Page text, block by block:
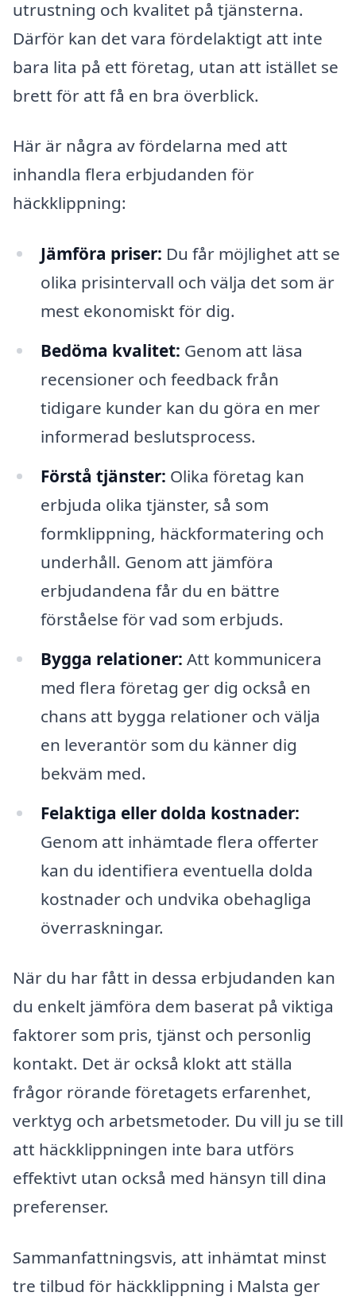
utrustning och kvalitet på tjänsterna.
Därför kan det vara fördelaktigt att inte
bara lita på ett företag, utan att istället se
brett för att få en bra överblick.
Här är några av fördelarna med att
inhandla flera erbjudanden för
häckklippning:
Jämföra priser: Du får möjlighet att se
olika prisintervall och välja det som är
mest ekonomiskt för dig.
Bedöma kvalitet: Genom att läsa
recensioner och feedback från
tidigare kunder kan du göra en mer
informerad beslutsprocess.
Förstå tjänster: Olika företag kan
erbjuda olika tjänster, så som
formklippning, häckformatering och
underhåll. Genom att jämföra
erbjudandena får du en bättre
förståelse för vad som erbjuds.
Bygga relationer: Att kommunicera
med flera företag ger dig också en
chans att bygga relationer och välja
en leverantör som du känner dig
bekväm med.
Felaktiga eller dolda kostnader:
Genom att inhämtade flera offerter
kan du identifiera eventuella dolda
kostnader och undvika obehagliga
överraskningar.
När du har fått in dessa erbjudanden kan
du enkelt jämföra dem baserat på viktiga
faktorer som pris, tjänst och personlig
kontakt. Det är också klokt att ställa
frågor rörande företagets erfarenhet,
verktyg och arbetsmetoder. Du vill ju se till
att häckklippningen inte bara utförs
effektivt utan också med hänsyn till dina
preferenser.
Sammanfattningsvis, att inhämtat minst
tre tilbud för häckklippning i Malsta ger